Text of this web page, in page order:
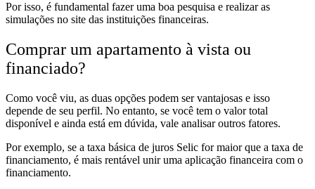
Por isso, é fundamental fazer uma boa pesquisa e realizar as
simulações no site das instituições financeiras.
Comprar um apartamento à vista ou
financiado?
Como você viu, as duas opções podem ser vantajosas e isso
depende de seu perfil. No entanto, se você tem o valor total
disponível e ainda está em dúvida, vale analisar outros fatores.
Por exemplo, se a taxa básica de juros Selic for maior que a taxa de
financiamento, é mais rentável unir uma aplicação financeira com o
financiamento.